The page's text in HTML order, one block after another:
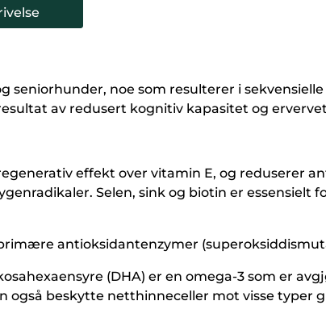
seniorhunder, noe som resulterer i
av redusert kognitiv kapasitet og
effekt over vitamin E, og reduserer
Selen, sink og biotin er essensielt
antioksidantenzymer
(DHA) er en omega-3 som er
også beskytte netthinneceller mot visse typer